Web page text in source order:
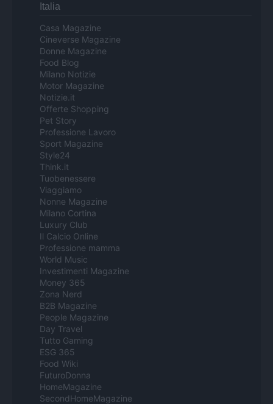
Italia
Casa Magazine
Cineverse Magazine
Donne Magazine
Food Blog
Milano Notizie
Motor Magazine
Notizie.it
Offerte Shopping
Pet Story
Professione Lavoro
Sport Magazine
Style24
Think.it
Tuobenessere
Viaggiamo
Nonne Magazine
Milano Cortina
Luxury Club
Il Calcio Online
Professione mamma
World Music
Investimenti Magazine
Money 365
Zona Nerd
B2B Magazine
People Magazine
Day Travel
Tutto Gaming
ESG 365
Food Wiki
FuturoDonna
HomeMagazine
SecondHomeMagazine